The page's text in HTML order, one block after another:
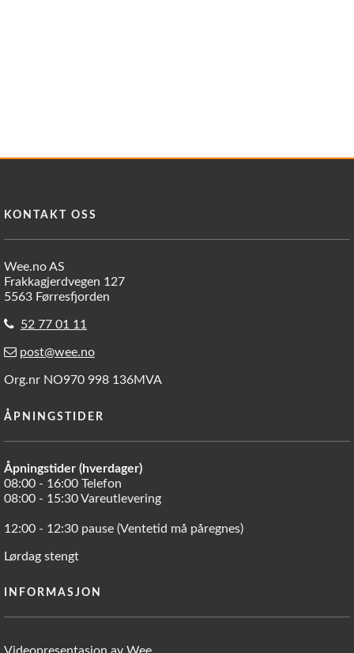
KONTAKT OSS
Wee.no AS
Frakkagjerdvegen 127
5563 Førresfjorden
52 77 01 11
post@wee.no
Org.nr NO970 998 136MVA
ÅPNINGSTIDER
Åpningstider (hverdager)
08:00 - 16:00 Telefon
08:00 - 15:30 Vareutlevering
12:00 - 12:30 pause (Ventetid må påregnes)
Lørdag stengt
INFORMASJON